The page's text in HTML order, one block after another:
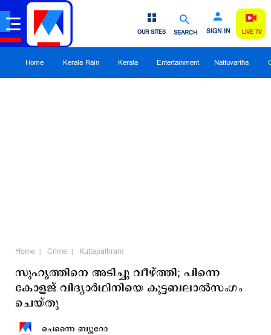
SEARCH SIGN IN
OUR SITES LIVE TV
Home Kerala Rain Kerala Entertainment Nattuvartha
Home Crime Kuttapathram
സുഹൃത്തിനെ അടിച്ചു വീഴ്ത്തി; പിന്നെ
കോളജ് വിദ്യാര്‍ഥിനിയെ കൂട്ടബലാല്‍സംഗം
ചെയ്തു
ചെന്നൈ ബ്യൂറോ